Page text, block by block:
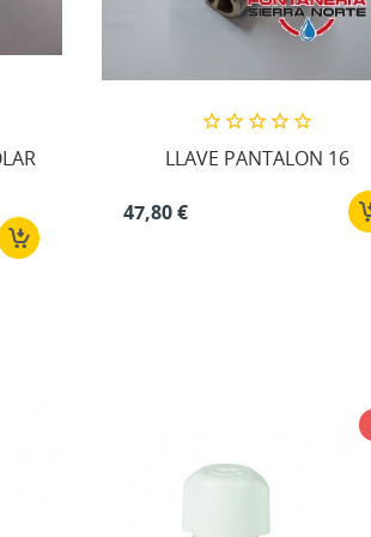
LLAVE PANTALON 16
47,80 €